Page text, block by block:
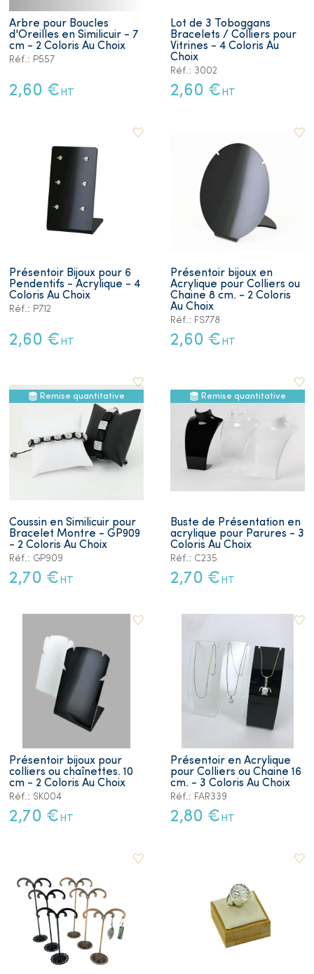
Arbre pour Boucles
d'Oreilles en Similicuir - 7
cm - 2 Coloris Au Choix
Réf.: P557
2,60 € HT
Lot de 3 Toboggans
Bracelets / Colliers pour
Vitrines - 4 Coloris Au
Choix
Réf.: 3002
2,60 € HT
Présentoir Bijoux pour 6
Pendentifs - Acrylique - 4
Coloris Au Choix
Réf.: P712
2,60 € HT
Présentoir bijoux en
Acrylique pour Colliers ou
Chaine 8 cm. - 2 Coloris
Au Choix
Réf.: FS778
2,60 € HT
Remise quantitative
Coussin en Similicuir pour
Bracelet Montre - GP909
- 2 Coloris Au Choix
Réf.: GP909
2,70 € HT
Remise quantitative
Buste de Présentation en
acrylique pour Parures - 3
Coloris Au Choix
Réf.: C235
2,70 € HT
Présentoir bijoux pour
colliers ou chaînettes. 10
cm - 2 Coloris Au Choix
Réf.: SK004
2,70 € HT
Présentoir en Acrylique
pour Colliers ou Chaine 16
cm. - 3 Coloris Au Choix
Réf.: FAR339
2,80 € HT